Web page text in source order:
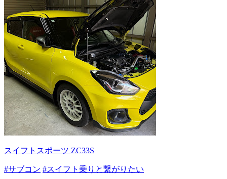
スイフトスポーツ ZC33S
#サブコン #スイフト乗りと繋がりたい